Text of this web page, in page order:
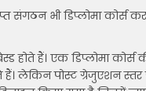
संगठन भी डिप्लोमा कोर्स
होते हैं। एक डिप्लोमा
लेकिन पोस्ट ग्रेजुएशन